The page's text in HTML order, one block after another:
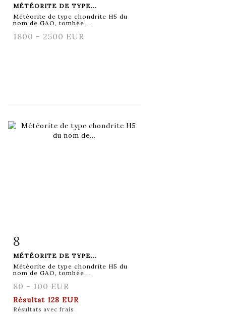
MÉTÉORITE DE TYPE...
Météorite de type chondrite H5 du
nom de GAO, tombée...
1800 - 2500 EUR
Fiche détaillée
8
MÉTÉORITE DE TYPE...
Météorite de type chondrite H5 du
nom de GAO, tombée...
80 - 100 EUR
Résultat 128 EUR
Résultats avec frais